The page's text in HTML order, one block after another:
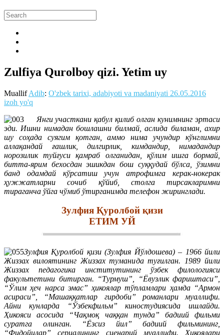
Zulfiya Qurolboy qizi. Yetim uy
MuallifAdib: O'zbek tarixi, adabiyoti va madaniyati 26.05.2016
izoh yo'q
Янги участкани қабул қилиб олган кунимнинг эртаси
эди. Ишни нимадан бошлашни билмай, аслида биламан, ахир
шу соҳада суягим қотган, аммо нима учундир кўнглимни
аллақандай ғашлик, дилгирлик, кимдандир, нимадандир
норозилик туйғуси қамраб олганидан, қўлим ишга бормай,
битта-ярим бехосдан эшикдан бош суққудай бўлса, ўзимни
банд одамдай кўрсатиш учун атрофимга керак-нокерак
ҳужжатларни сочиб қўйиб, столга тирсакларимни
тираганча ўйга чўмиб ўтирганимда телефон жиринглади.
Зулфия Қуролбой қизи
ЕТИМ УЙ
Зулфия Қуролбой қизи (Зулфия Йўлдошева) – 1966 йили
Жиззах вилоятининг Жиззах туманида туғилган. 1989 йили
Жиззах педагогика институтининг ўзбек филологияси
факультетини битирган. “Турмуш”, “Ёвузлик фариштаси”,
“Ўлим ҳеч нарса эмас” ҳикоялар тўпламлари ҳамда “Армон
асираси”, “Машаққатлар гирдоби” романлари муаллифи.
Айни кунларда “Ўзбекфильм” киностудиясида ишлайди.
Ҳикояси асосида “Чақмоқ чаққан тунда” бадиий фильми
суратга олинган. “Ёзсиз йил” бадиий фильмининг,
“Фидойилар” сериалининг сценарий муаллифи. Ҳикоялари